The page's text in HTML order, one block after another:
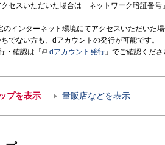
クセスいただいた場合は「ネットワーク暗証番
のインターネット環境にてアクセスいただいた
でない方も、dアカウントの発行が可能です。
・確認は「
dアカウント発行 」でご確認くださ
プを表示 量販店などを表示